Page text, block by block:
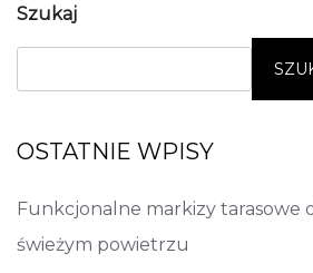
Szukaj
OSTATNIE WPISY
Funkcjonalne markizy tarasowe
świeżym powietrzu